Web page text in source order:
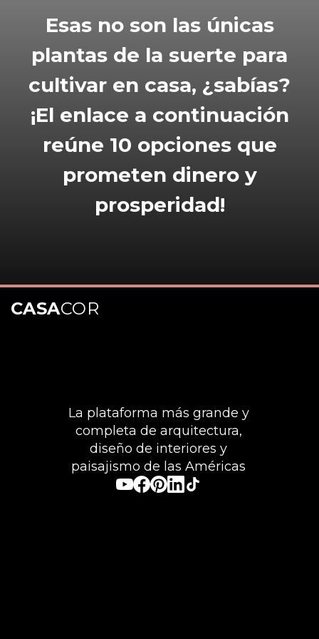
Esas no son las únicas
plantas de la suerte para
cultivar en casa, ¿sabías?
¡El enlace a continuación
reúne 10 opciones que
prometen dinero y
prosperidad!
La plataforma más grande y
completa de arquitectura,
diseño de interiores y
paisajismo de las Américas
CASACOR